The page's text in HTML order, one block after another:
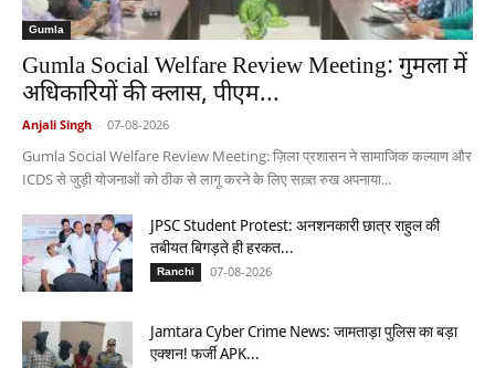
Gumla
Gumla Social Welfare Review Meeting: गुमला में
अधिकारियों की क्लास, पीएम...
Anjali Singh - 07-08-2026
Gumla Social Welfare Review Meeting: ज़िला प्रशासन ने सामाजिक कल्याण और
ICDS से जुड़ी योजनाओं को ठीक से लागू करने के लिए सख़्त रुख अपनाया...
JPSC Student Protest: अनशनकारी छात्र राहुल की
तबीयत बिगड़ते ही हरकत...
Ranchi 07-08-2026
Jamtara Cyber Crime News: जामताड़ा पुलिस का बड़ा
एक्शन! फर्जी APK...